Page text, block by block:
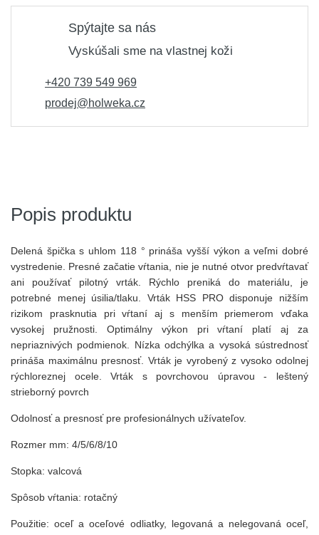
Spýtajte sa nás
Vyskúšali sme na vlastnej koži
+420 739 549 969
prodej@holweka.cz
Popis produktu
Delená špička s uhlom 118 ° prináša vyšší výkon a veľmi dobré
vystredenie. Presné začatie vŕtania, nie je nutné otvor predvŕtavať
ani používať pilotný vrták. Rýchlo preniká do materiálu, je
potrebné menej úsilia/tlaku. Vrták HSS PRO disponuje nižším
rizikom prasknutia pri vŕtaní aj s menším priemerom vďaka
vysokej pružnosti. Optimálny výkon pri vŕtaní platí aj za
nepriaznivých podmienok. Nízka odchýlka a vysoká sústrednosť
prináša maximálnu presnosť. Vrták je vyrobený z vysoko odolnej
rýchloreznej ocele. Vrták s povrchovou úpravou - leštený
strieborný povrch
Odolnosť a presnosť pre profesionálnych užívateľov.
Rozmer mm: 4/5/6/8/10
Stopka: valcová
Spôsob vŕtania: rotačný
Použitie: oceľ a oceľové odliatky, legovaná a nelegovaná oceľ,